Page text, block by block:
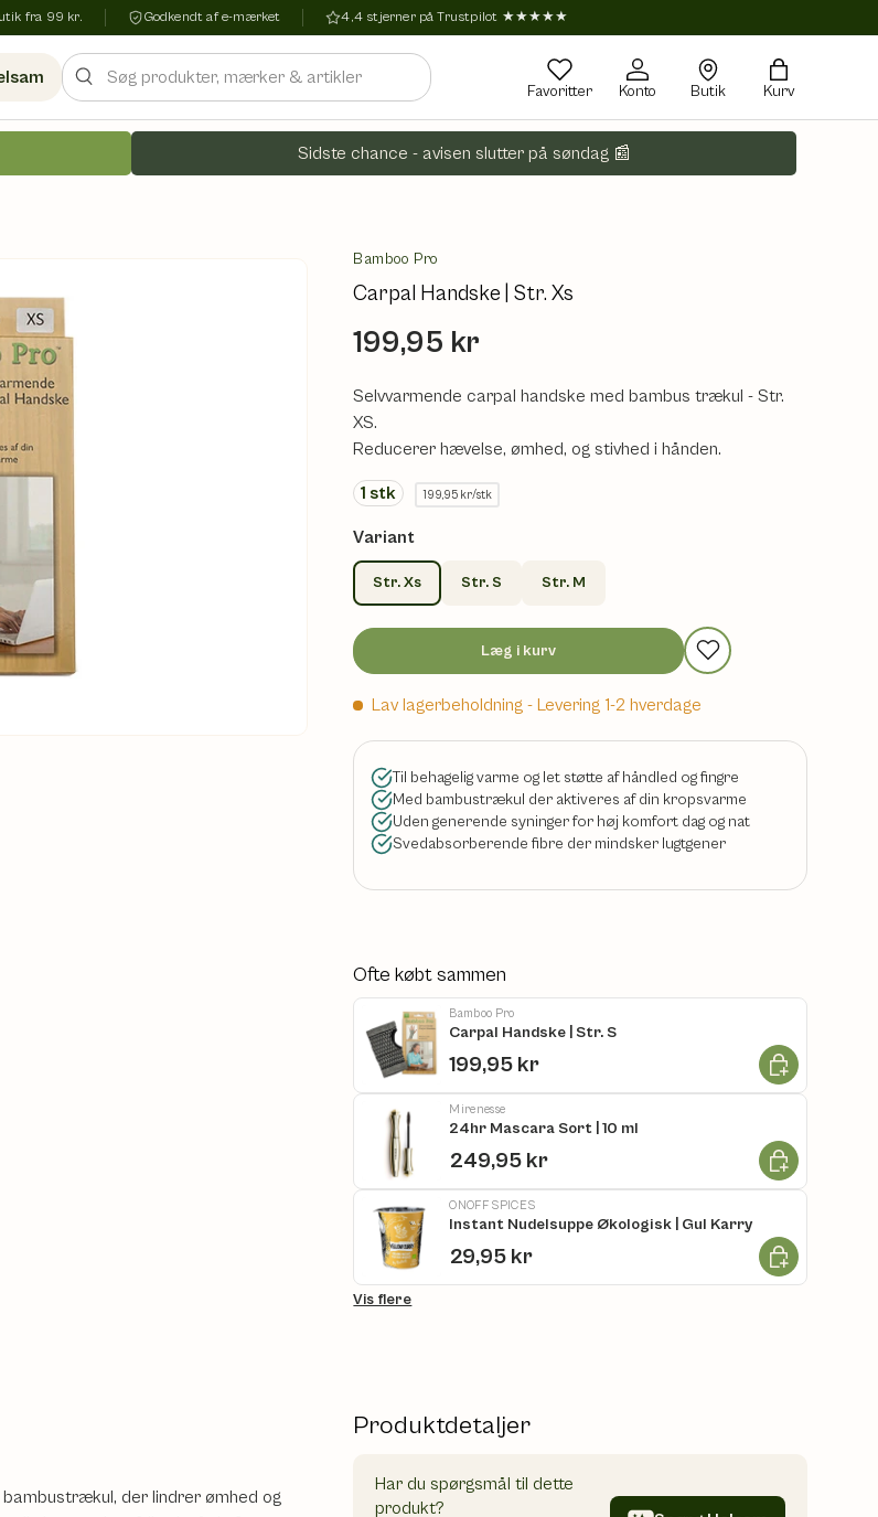
fra 99 kr. Godkendt af e-mærket 4,4 stjerner på Trustpilot ★★★★★
Søg
Favoritter
Konto Butik Kurv
Sidste chance - avisen slutter på søndag 📰
Bamboo Pro
Carpal Handske | Str. Xs
199,95 kr
Selvvarmende carpal handske med bambus trækul - Str.
XS.
Reducerer hævelse, ømhed, og stivhed i hånden.
1 stk 199,95 kr/stk
Variant
Str. Xs Str. S Str. M
Læg i kurv
Lav lagerbeholdning - Levering 1-2 hverdage
Til behagelig varme og let støtte af håndled og fingre
Med bambustrækul der aktiveres af din kropsvarme
Uden generende syninger for høj komfort dag og nat
Svedabsorberende fibre der mindsker lugtgener
Ofte købt sammen
Bamboo Pro
Carpal Handske | Str. S
199,95 kr Læg i kurv
Mirenesse
24hr Mascara Sort | 10 ml
249,95 kr Læg i kurv
ONOFF SPICES
Instant Nudelsuppe Økologisk | Gul Karry
29,95 kr Læg i kurv
Vis flere
der lindrer ømhed og
Produktdetaljer
Har du spørgsmål til dette
produkt?